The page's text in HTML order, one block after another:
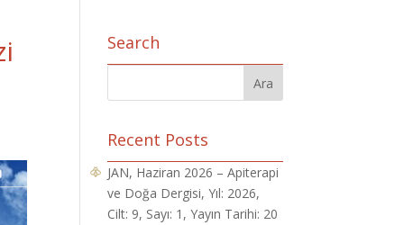
Search
Recent Posts
JAN, Haziran 2026 – Apiterapi
ve Doğa Dergisi, Yıl: 2026,
Cilt: 9, Sayı: 1, Yayın Tarihi: 20